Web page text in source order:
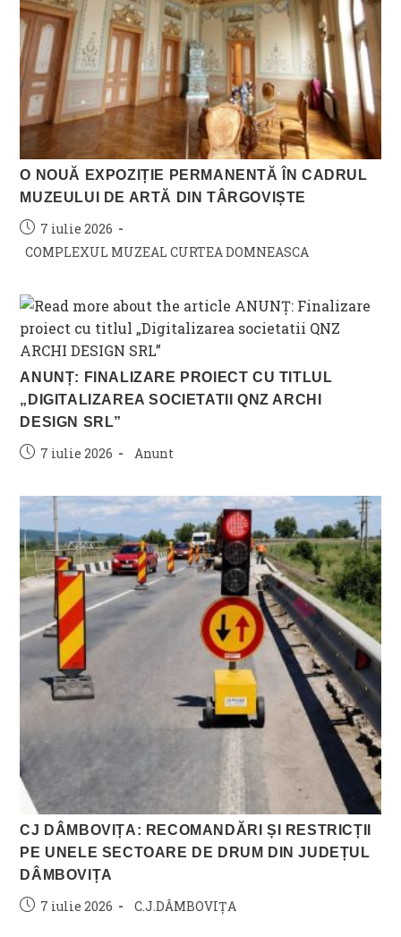
O NOUĂ EXPOZIȚIE PERMANENTĂ ÎN CADRUL
MUZEULUI DE ARTĂ DIN TÂRGOVIȘTE
Post
published:
7 iulie 2026
Post
COMPLEXUL MUZEAL CURTEA DOMNEASCA
ANUNȚ: FINALIZARE PROIECT CU TITLUL
„DIGITALIZAREA SOCIETATII QNZ ARCHI
DESIGN SRL”
Post7 iulie 2026
Post
Anunt
CJ DÂMBOVIȚA: RECOMANDĂRI ȘI RESTRICȚII
PE UNELE SECTOARE DE DRUM DIN JUDEȚUL
DÂMBOVIȚA
Post7 iulie 2026
Post
C.J.DÂMBOVIȚA